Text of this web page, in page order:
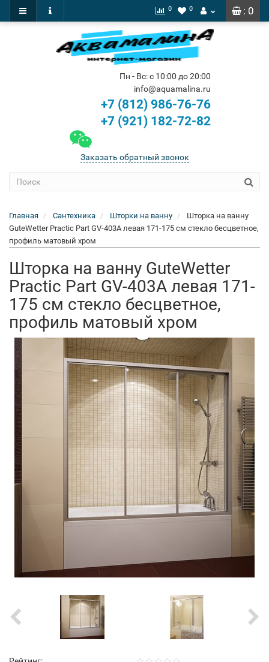
: 0
0 0
Пн - Вс: с 10:00 до 20:00
info@aquamalina.ru
+7 (812) 986-76-76
+7 (921) 182-72-82
Заказать обратный звонок
Главная Сантехника Шторки на ванну
Шторка на ванну
GuteWetter Practic Part GV-403A левая 171-175 см стекло бесцветное,
профиль матовый хром
Шторка на ванну GuteWetter
Practic Part GV-403A левая 171-
175 см стекло бесцветное,
профиль матовый хром